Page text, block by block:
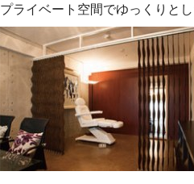
プライベート空間でゆっくりと